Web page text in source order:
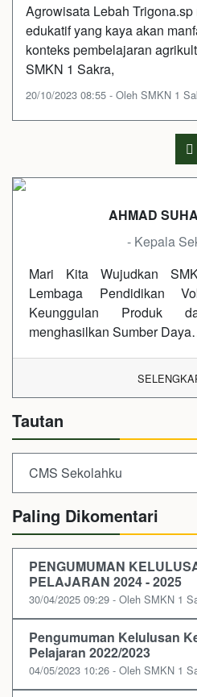
Agrowisata Lebah
edukatif yang kaya akan
konteks pembelajaran
SMKN 1 Sakra,
20/10/2023 08:55 - Oleh SMKN 1
AHMAD
- Kepala
Mari Kita Wujudkan
Lembaga Pendidikan
Keunggulan Produk
menghasilkan Sumber
Tautan
CMS Sekolahku
Paling Dikomentari
PENGUMUMAN
PELAJARAN 2024 - 2025
30/04/2025 09:29 - Oleh SMKN 1
Pengumuman Kelulusan
Pelajaran 2022/2023
04/05/2023 10:26 - Oleh SMKN 1